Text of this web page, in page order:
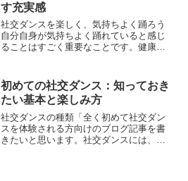
す充実感
社交ダンスを楽しく、気持ちよく踊ろう
自分自身が気持ちよく踊れていると感じ
ることはすごく重要なことです。健康づ
も優先される場面も多いと思います。自
分が音楽に乗っていると感...
初めての社交ダンス：知っておき
たい基本と楽しみ方
社交ダンスの種類「全く初めて社交ダン
スを体験される方向けのブログ記事を書
きたいと思います。社交ダンスには、